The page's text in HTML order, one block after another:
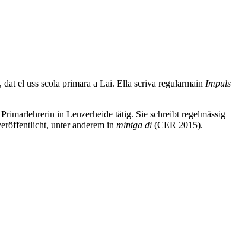
el uss scola primara a Lai. Ella scriva regularmain Impuls
in Lenzerheide tätig. Sie schreibt regelmässig
unter anderem in mintga di (CER 2015).